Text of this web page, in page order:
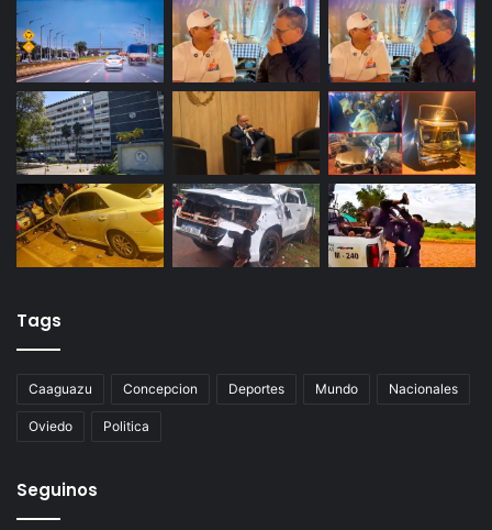
Tags
Caaguazu Concepcion Deportes Mundo Nacionales
Oviedo Politica
Seguinos